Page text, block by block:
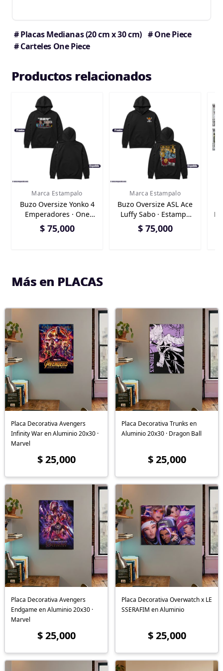
# Placas Medianas (20 cm x 30 cm) # One Piece
# Carteles One Piece
Productos relacionados
Marca Estampalo
Buzo Oversize Yonko 4
Emperadores · One
Piece
$ 75,000
Marca Estampalo
Buzo Oversize ASL Ace
Luffy Sabo · Estampa
Anime One Piece
$ 75,000
Más en PLACAS
Placa Decorativa Avengers
Infinity War en Aluminio 20x30 ·
Marvel
$ 25,000
Placa Decorativa Trunks en
Aluminio 20x30 · Dragon Ball
$ 25,000
Placa Decorativa Avengers
Endgame en Aluminio 20x30 ·
Marvel
$ 25,000
Placa Decorativa Overwatch x LE
SSERAFIM en Aluminio
$ 25,000